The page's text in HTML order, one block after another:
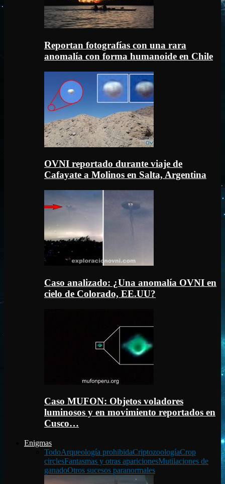
Reportan fotografías con una rara
anomalía con forma humanoide en Chile
OVNI reportado durante viaje de
Cafayate a Molinos en Salta, Argentina
Caso analizado: ¿Una anomalía OVNI en
cielo de Colorado, EE.UU?
Caso MUFON: Objetos voladores
luminosos y en movimiento reportados en
Cusco…
Enigmas
TodoArqueología prohibidaCriptozoologíaCrop
circlesFantasmas y otras aparicionesMutilaciones de
ganadoOtros sucesos paranormales